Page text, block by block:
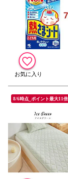
8/6時点_ポイント最大11倍